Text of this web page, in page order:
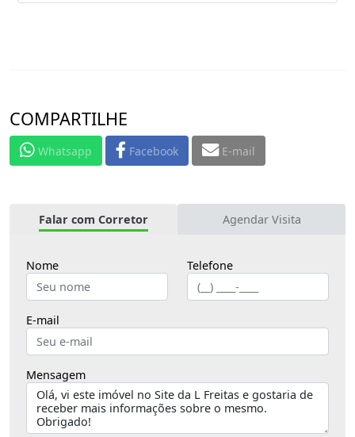
COMPARTILHE
Whatsapp Facebook E-mail
Falar com Corretor Agendar Visita
Nome Telefone
E-mail
Mensagem